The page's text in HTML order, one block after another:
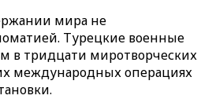
мира не
Турецкие военные
в тридцати миротворческих
международных операциях